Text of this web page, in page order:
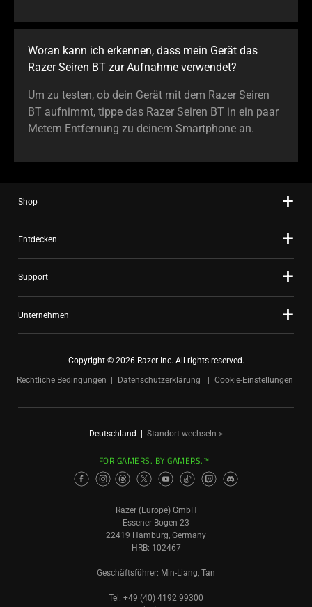
Woran kann ich erkennen, dass mein Gerät das
Razer Seiren BT zur Aufnahme verwendet?
Um zu testen, ob dein Gerät mit dem Razer Seiren
BT aufnimmt, tippe das Razer Seiren BT in ein paar
Metern Entfernung zu deinem Smartphone an.
Shop
Entdecken
Support
Unternehmen
Copyright © 2026 Razer Inc. All rights reserved.
Rechtliche Bedingungen
Datenschutzerklärung Cookie-Einstellungen
Deutschland Standort wechseln >
FOR GAMERS. BY GAMERS.™
Razer (Europe) GmbH
Essener Bogen 23
22419 Hamburg, Germany
HRB: 102467
Geschäftsführer: Min-Liang, Tan
Tel: +49 (40) 4192 99300